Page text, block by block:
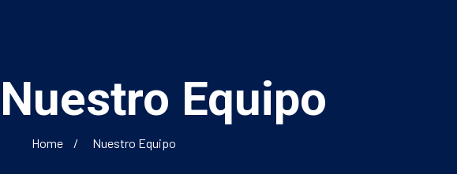
Nuestro Equipo
Home Nuestro Equipo